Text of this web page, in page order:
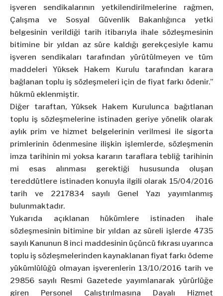
işveren sendikalarının yetkilendirilmelerine rağmen,
Çalışma ve Sosyal Güvenlik Bakanlığınca yetki
belgesinin verildiği tarih itibarıyla ihale sözleşmesinin
bitimine bir yıldan az süre kaldığı gerekçesiyle kamu
işveren sendikaları tarafından yürütülmeyen ve tüm
maddeleri Yüksek Hakem Kurulu tarafından karara
bağlanan toplu iş sözleşmeleri için de fiyat farkı ödenir.”
hükmü eklenmiştir.
Diğer taraftan, Yüksek Hakem Kurulunca bağıtlanan
toplu iş sözleşmelerine istinaden geriye yönelik olarak
aylık prim ve hizmet belgelerinin verilmesi ile sigorta
primlerinin ödenmesine ilişkin işlemlerde, sözleşmenin
imza tarihinin mi yoksa kararın taraflara tebliğ tarihinin
mi esas alınması gerektiği hususunda oluşan
tereddütlere istinaden konuyla ilgili olarak 15/04/2016
tarih ve 2217834 sayılı Genel Yazı yayımlanmış
bulunmaktadır.
Yukarıda açıklanan hükümlere istinaden ihale
sözleşmesinin bitimine bir yıldan az süreli işlerde 4735
sayılı Kanunun 8 inci maddesinin üçüncü fıkrası uyarınca
toplu iş sözleşmelerinden kaynaklanan fiyat farkı ödeme
yükümlülüğü olmayan işverenlerin 13/10/2016 tarih ve
29856 sayılı Resmi Gazetede yayımlanarak yürürlüğe
giren Personel Çalıştırılmasına Dayalı Hizmet